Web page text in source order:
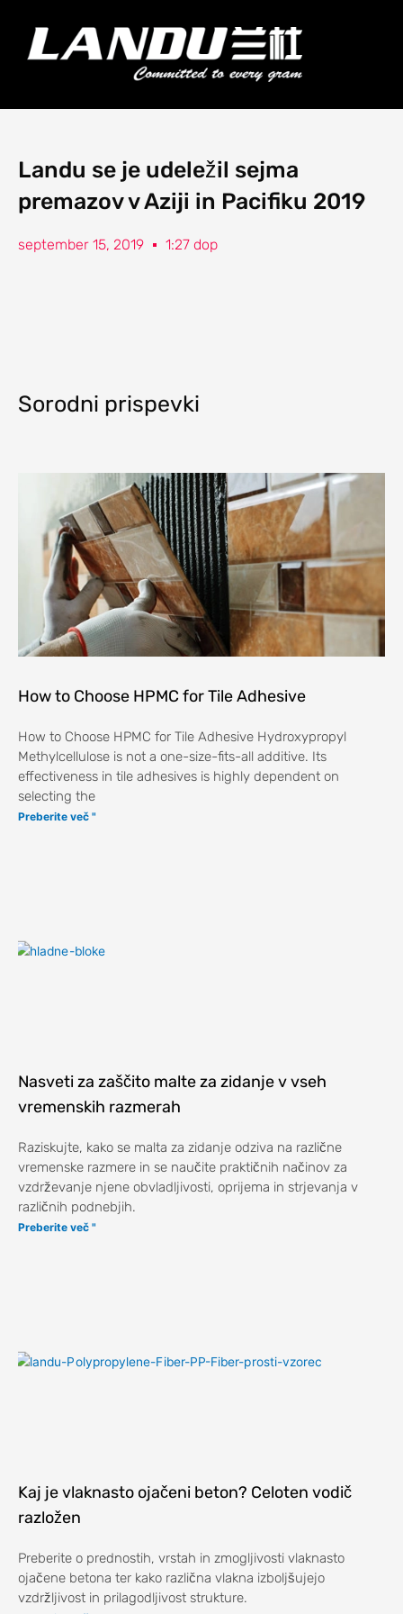
vsebino
Landu se je udeležil sejma
premazov v Aziji in Pacifiku 2019
september 15, 2019 1:27 dop
Sorodni prispevki
How to Choose HPMC for Tile Adhesive
How to Choose HPMC for Tile Adhesive Hydroxypropyl
Methylcellulose is not a one-size-fits-all additive. Its
effectiveness in tile adhesives is highly dependent on
selecting the
Preberite več "
Nasveti za zaščito malte za zidanje v vseh
vremenskih razmerah
Raziskujte, kako se malta za zidanje odziva na različne
vremenske razmere in se naučite praktičnih načinov za
vzdrževanje njene obvladljivosti, oprijema in strjevanja v
različnih podnebjih.
Preberite več "
Kaj je vlaknasto ojačeni beton? Celoten vodič
razložen
Preberite o prednostih, vrstah in zmogljivosti vlaknasto
ojačene betona ter kako različna vlakna izboljšujejo
vzdržljivost in prilagodljivost strukture.